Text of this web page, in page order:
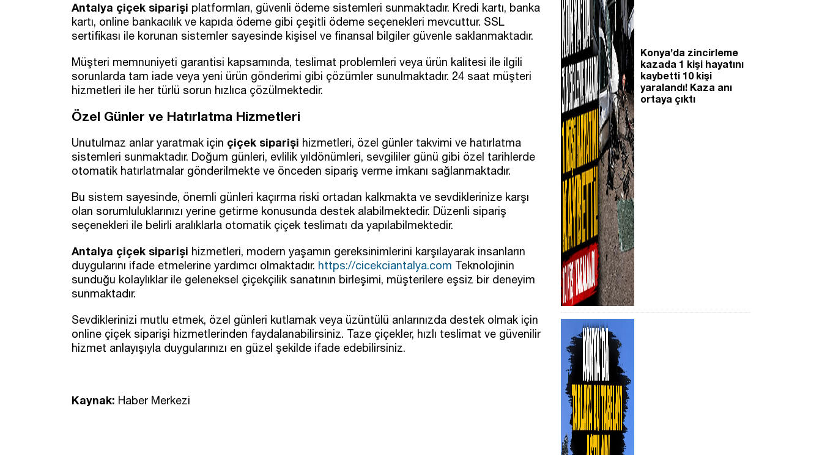
Antalya çiçek siparişi platformları, güvenli ödeme sistemleri sunmaktadır. Kredi kartı, banka
kartı, online bankacılık ve kapıda ödeme gibi çeşitli ödeme seçenekleri mevcuttur. SSL
sertifikası ile korunan sistemler sayesinde kişisel ve finansal bilgiler güvenle saklanmaktadır.
Müşteri memnuniyeti garantisi kapsamında, teslimat problemleri veya ürün kalitesi ile ilgili
sorunlarda tam iade veya yeni ürün gönderimi gibi çözümler sunulmaktadır. 24 saat müşteri
hizmetleri ile her türlü sorun hızlıca çözülmektedir.
Özel Günler ve Hatırlatma Hizmetleri
Unutulmaz anlar yaratmak için çiçek siparişi hizmetleri, özel günler takvimi ve hatırlatma
sistemleri sunmaktadır. Doğum günleri, evlilik yıldönümleri, sevgililer günü gibi özel tarihlerde
otomatik hatırlatmalar gönderilmekte ve önceden sipariş verme imkanı sağlanmaktadır.
Bu sistem sayesinde, önemli günleri kaçırma riski ortadan kalkmakta ve sevdiklerinize karşı
olan sorumluluklarınızı yerine getirme konusunda destek alabilmektedir. Düzenli sipariş
seçenekleri ile belirli aralıklarla otomatik çiçek teslimatı da yapılabilmektedir.
Antalya çiçek siparişi hizmetleri, modern yaşamın gereksinimlerini karşılayarak insanların
duygularını ifade etmelerine yardımcı olmaktadır. https://cicekciantalya.com Teknolojinin
sunduğu kolaylıklar ile geleneksel çiçekçilik sanatının birleşimi, müşterilere eşsiz bir deneyim
sunmaktadır.
Sevdiklerinizi mutlu etmek, özel günleri kutlamak veya üzüntülü anlarınızda destek olmak için
online çiçek siparişi hizmetlerinden faydalanabilirsiniz. Taze çiçekler, hızlı teslimat ve güvenilir
hizmet anlayışıyla duygularınızı en güzel şekilde ifade edebilirsiniz.
Kaynak: Haber Merkezi
Konya’da zincirleme
kazada 1 kişi hayatını
kaybetti 10 kişi
yaralandı! Kaza anı
ortaya çıktı